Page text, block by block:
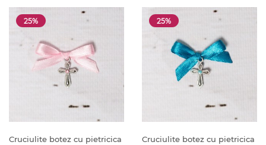
25%
Cruciulite botez cu pietricica
25%
Cruciulite botez cu pietricica